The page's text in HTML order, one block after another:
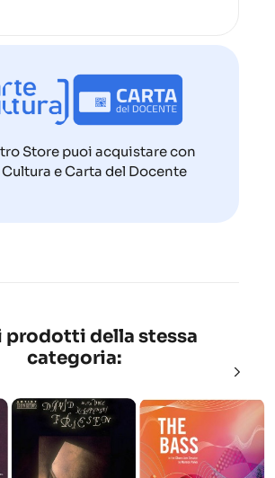
Store puoi acquistare con
e Carta del Docente
prodotti della stessa
categoria: